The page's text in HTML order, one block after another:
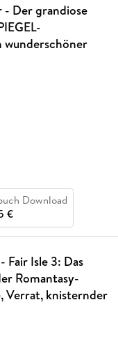
Der grandiose
wunderschöner
Download
€
Fair Isle 3: Das
Romantasy-
Verrat, knisternder